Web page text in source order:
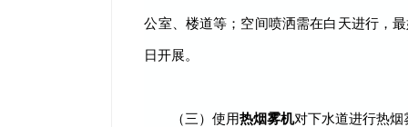
公室、楼道等；空间喷洒需在白天进行，
日开展。
（三）使用热烟雾机对下水道进行热烟